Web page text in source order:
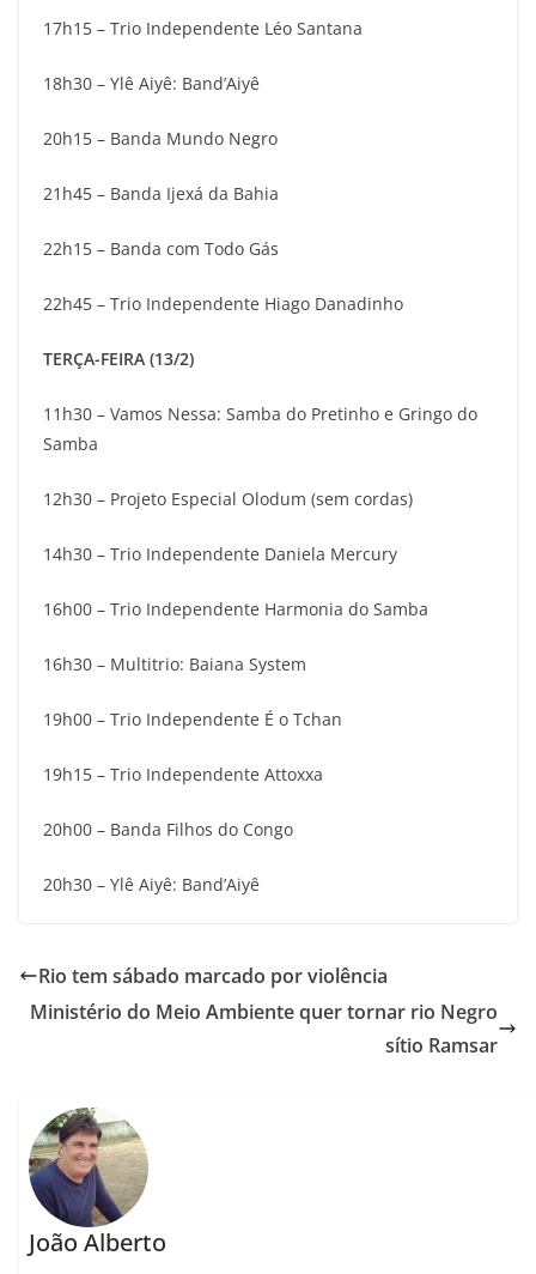
17h15 – Trio Independente Léo Santana
18h30 – Ylê Aiyê: Band’Aiyê
20h15 – Banda Mundo Negro
21h45 – Banda Ijexá da Bahia
22h15 – Banda com Todo Gás
22h45 – Trio Independente Hiago Danadinho
TERÇA-FEIRA (13/2)
11h30 – Vamos Nessa: Samba do Pretinho e Gringo do
Samba
12h30 – Projeto Especial Olodum (sem cordas)
14h30 – Trio Independente Daniela Mercury
16h00 – Trio Independente Harmonia do Samba
16h30 – Multitrio: Baiana System
19h00 – Trio Independente É o Tchan
19h15 – Trio Independente Attoxxa
20h00 – Banda Filhos do Congo
20h30 – Ylê Aiyê: Band’Aiyê
Rio tem sábado marcado por violência
Ministério do Meio Ambiente quer tornar rio Negro
sítio Ramsar
João Alberto